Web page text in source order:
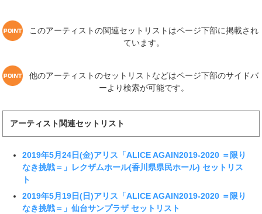
このアーティストの関連セットリストはページ下部に掲載され
ています。
他のアーティストのセットリストなどはページ下部のサイドバ
ーより検索が可能です。
アーティスト関連セットリスト
2019年5月24日(金)アリス「ALICE AGAIN2019-2020 ＝限り
なき挑戦＝」レクザムホール(香川県県民ホール) セットリス
ト
2019年5月19日(日)アリス「ALICE AGAIN2019-2020 ＝限り
なき挑戦＝」仙台サンプラザ セットリスト